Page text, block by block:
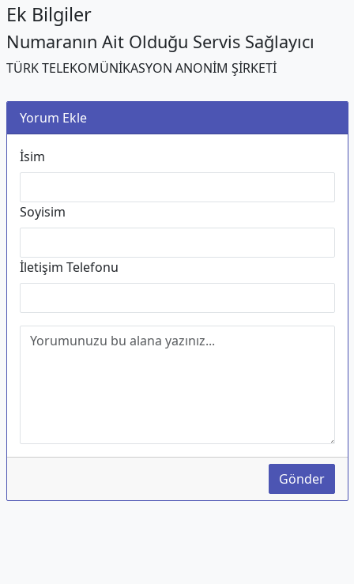
Ek Bilgiler
Numaranın Ait Olduğu Servis Sağlayıcı
TÜRK TELEKOMÜNİKASYON ANONİM ŞİRKETİ
Yorum Ekle
İsim
Soyisim
İletişim Telefonu
Gönder